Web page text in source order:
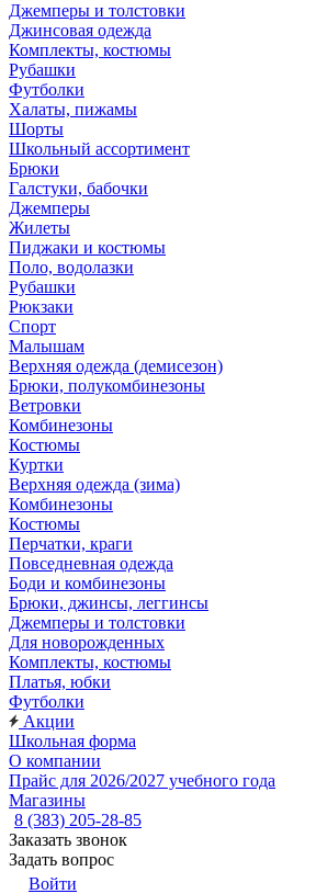
Джемперы и толстовки
Джинсовая одежда
Комплекты, костюмы
Рубашки
Футболки
Халаты, пижамы
Шорты
Школьный ассортимент
Брюки
Галстуки, бабочки
Джемперы
Жилеты
Пиджаки и костюмы
Поло, водолазки
Рубашки
Рюкзаки
Спорт
Малышам
Верхняя одежда (демисезон)
Брюки, полукомбинезоны
Ветровки
Комбинезоны
Костюмы
Куртки
Верхняя одежда (зима)
Комбинезоны
Костюмы
Перчатки, краги
Повседневная одежда
Боди и комбинезоны
Брюки, джинсы, леггинсы
Джемперы и толстовки
Для новорожденных
Комплекты, костюмы
Платья, юбки
Футболки
Акции
Школьная форма
О компании
Прайс для 2026/2027 учебного года
Магазины
8 (383) 205-28-85
Заказать звонок
Задать вопрос
Войти